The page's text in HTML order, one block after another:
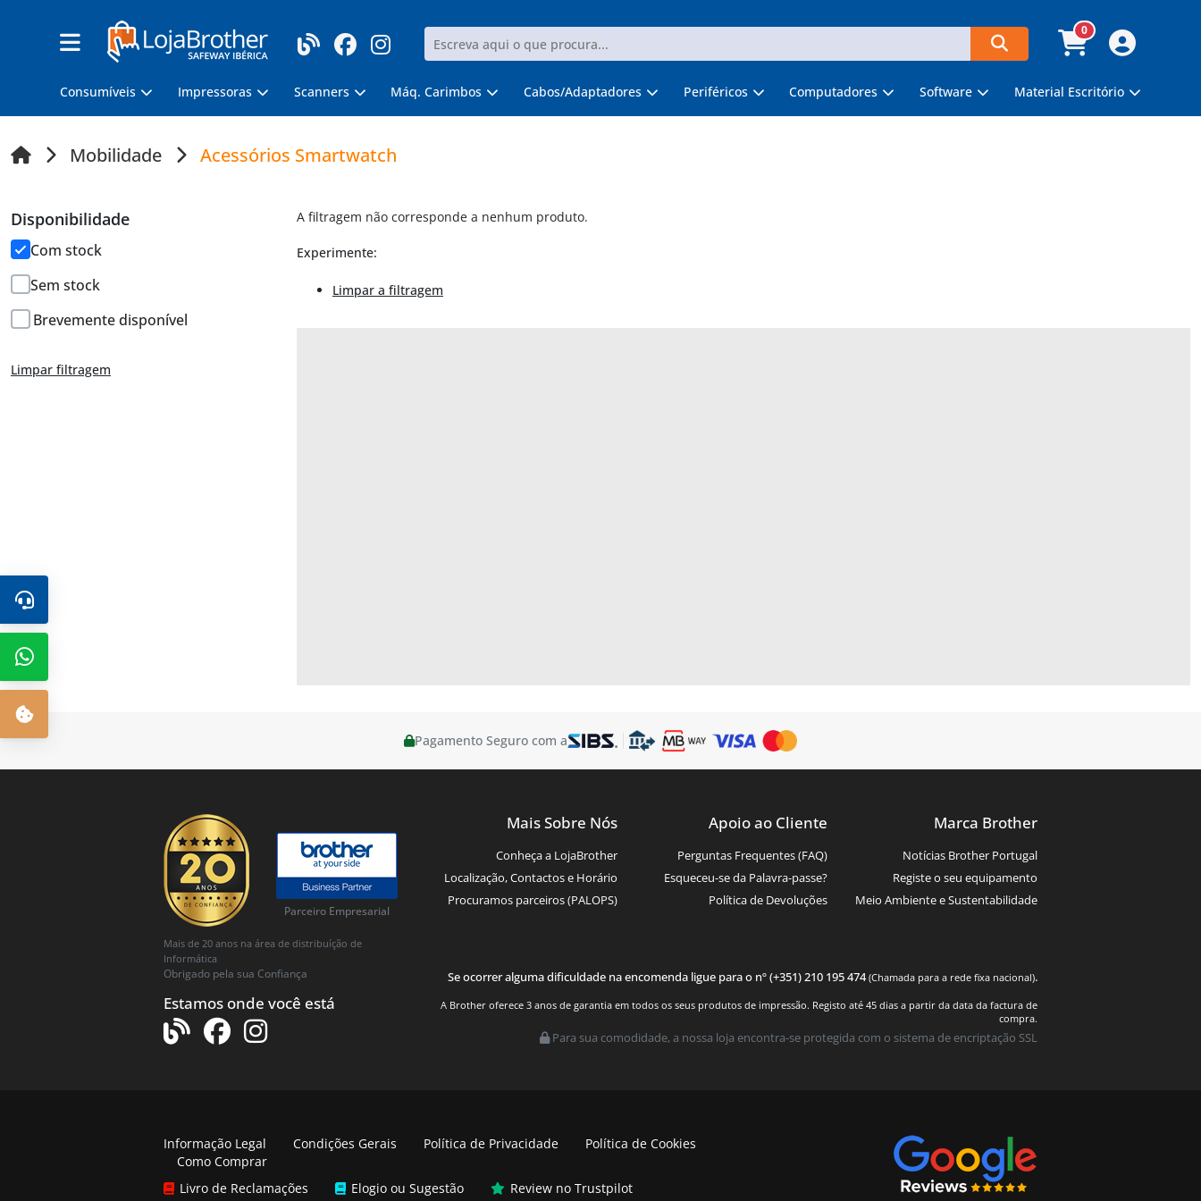
0
Consumíveis Impressoras Scanners Máq. Carimbos Cabos/Adaptadores Periféricos Computadores Software Material Escritório
Mobilidade Acessórios Smartwatch
Disponibilidade
Com stock
Sem stock
Brevemente disponível
Limpar filtragem
A filtragem não corresponde a nenhum produto.
Experimente:
Limpar a filtragem
Pagamento Seguro com a
Parceiro Empresarial
Mais de 20 anos na área de distribuíção de
Informática
Obrigado pela sua Confiança
Estamos onde você está
Mais Sobre Nós
Conheça a LojaBrother
Localização, Contactos e Horário
Procuramos parceiros (PALOPS)
Apoio ao Cliente
Perguntas Frequentes (FAQ)
Esqueceu-se da Palavra-passe?
Política de Devoluções
Marca Brother
Notícias Brother Portugal
Registe o seu equipamento
Meio Ambiente e Sustentabilidade
Se ocorrer alguma dificuldade na encomenda ligue para o nº (+351) 210 195 474(Chamada para a rede fixa nacional).
A Brother oferece 3 anos de garantia em todos os seus produtos de impressão. Registo até 45 dias a partir da data da factura de
compra.
Para sua comodidade, a nossa loja encontra-se protegida com o sistema de encriptação SSL
Informação Legal Condições Gerais Política de Privacidade
Política de Cookies
Como Comprar
Livro de Reclamações
Elogio ou Sugestão Review no Trustpilot